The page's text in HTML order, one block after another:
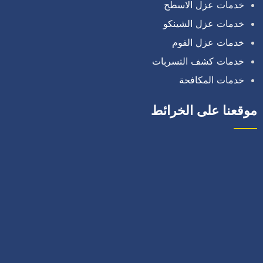
خدمات عزل الاسطح
خدمات عزل الشينكو
خدمات عزل الفوم
خدمات كشف التسربات
خدمات المكافحة
موقعنا على الخرائط